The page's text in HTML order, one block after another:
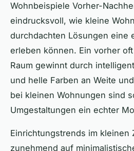
Wohnbeispiele Vorher-
eindrucksvoll, wie kleine
durchdachten Lösungen eine
erleben können. Ein vorher
Raum gewinnt durch
und helle Farben an Weite
bei kleinen Wohnungen sind
Umgestaltungen ein echter
Einrichtungstrends im kleinen
zunehmend auf